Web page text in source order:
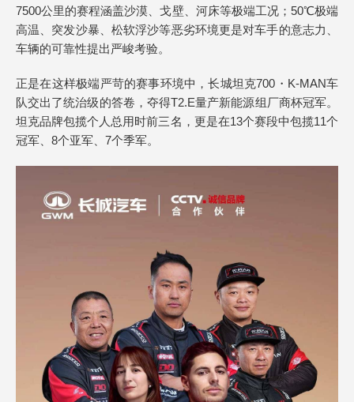
7500公里的赛程涵盖沙漠、戈壁、河床等极端工况；50℃极端
高温、突发沙暴、松软浮沙等恶劣环境更是对车手的意志力、
车辆的可靠性提出严峻考验。
正是在这样极端严苛的赛事环境中，长城坦克700・K-MAN车
队交出了统治级的答卷，夺得T2.E量产新能源组厂商杯冠军。
坦克品牌包揽个人总用时前三名，更是在13个赛段中包揽11个
冠军、8个亚军、7个季军。